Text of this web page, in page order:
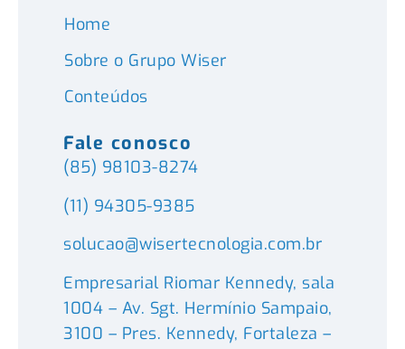
Home
Sobre o Grupo Wiser
Conteúdos
Fale conosco
(85) 98103-8274
(11) 94305-9385
solucao@wisertecnologia.com.br
Empresarial Riomar Kennedy, sala
1004 – Av. Sgt. Hermínio Sampaio,
3100 – Pres. Kennedy, Fortaleza –